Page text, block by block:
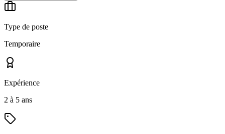
Type de poste
Temporaire
Expérience
2 à 5 ans